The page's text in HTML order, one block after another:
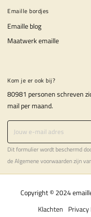
Emaille bordjes
Emaille blog
Maatwerk emaille
Kom je er ook bij?
80981 personen schreven
mail per maand.
Dit formulier wordt beschermd
deAlgemene voorwaardenzijn
Copyright © 2024
Privacy
Klachten